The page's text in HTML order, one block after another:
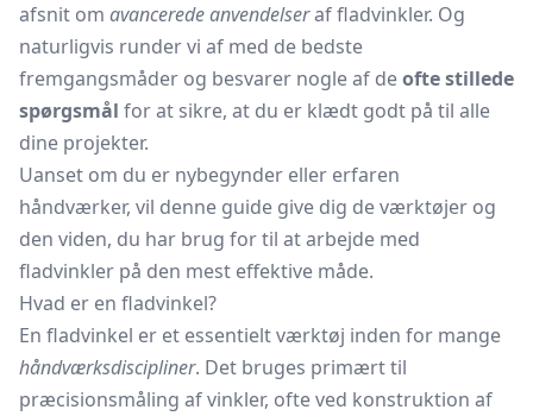
afsnit om avancerede anvendelseraf fladvinkler. Og
naturligvis runder vi af med de bedste
fremgangsmåder og besvarer nogle af deofte stillede
spørgsmål for at sikre, at du er klædt godt på til alle
dine projekter.
Uanset om du er nybegynder eller erfaren
håndværker, vil denne guide give dig de værktøjer og
den viden, du har brug for til at arbejde med
fladvinkler på den mest effektive måde.
Hvad er en fladvinkel?
En fladvinkel er et essentielt værktøj inden for mange
håndværksdiscipliner. Det bruges primært til
præcisionsmåling af vinkler, ofte ved konstruktion af